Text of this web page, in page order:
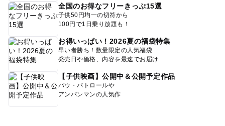
全国のお得なフリーきっぷ15選
子供50円均一の切符から
100円で1日乗り放題も！
お得いっぱい！2026夏の福袋特集
早い者勝ち！数量限定の人気福袋
発売日や価格、内容を最速でお届け
【子供映画】公開中＆公開予定作品
パウ・パトロールや
アンパンマンの人気作